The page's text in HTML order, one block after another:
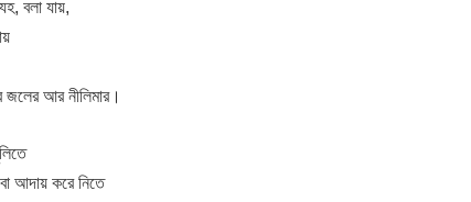
বলা যায়,
জলের আর নীলিমার।
আদায় করে নিতে